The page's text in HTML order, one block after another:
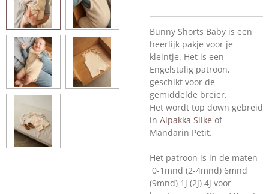
Bunny Shorts Baby is een
heerlijk pakje voor je
kleintje. Het is een
Engelstalig patroon,
geschikt voor de
gemiddelde breier.
Het wordt top down gebreid
in Alpakka Silke of
Mandarin Petit.
Het patroon is in de maten
0-1mnd (2-4mnd) 6mnd
(9mnd) 1j (2j) 4j voor